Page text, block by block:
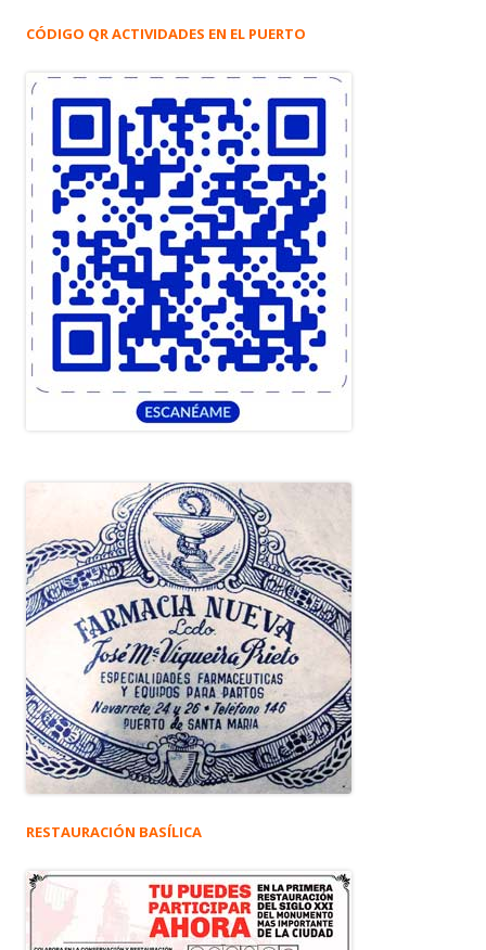
CÓDIGO QR ACTIVIDADES EN EL PUERTO
RESTAURACIÓN BASÍLICA